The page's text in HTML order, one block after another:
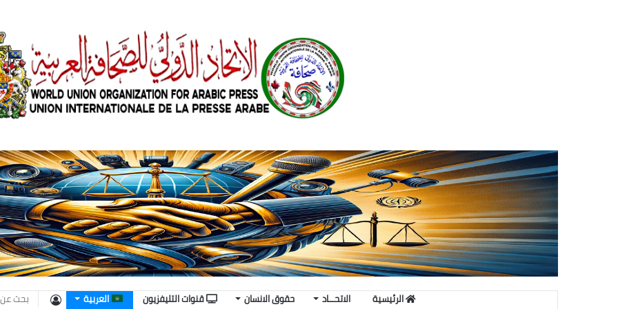
الرئيسية الاتحـــاد حقوق الانسان قنوات التليفزيون العربية
تسجيل